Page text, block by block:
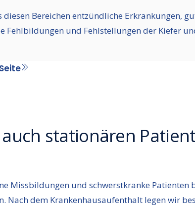
diesen Bereichen entzündliche Erkrankungen,
Fehlbildungen und Fehlstellungen der Kiefer
stationären
Missbildungen und schwerstkranke
Nach dem Krankenhausaufenthalt legen wir